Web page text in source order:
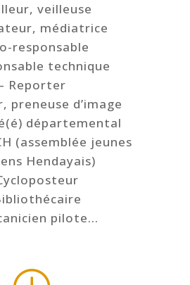
veilleuse
médiatrice
responsable
technique
Reporter
preneuse d’image
départemental
(assemblée jeunes
Hendayais)
pilote…